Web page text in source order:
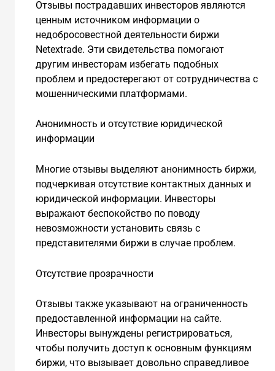
Отзывы пострадавших инвесторов являются
ценным источником информации о
недобросовестной деятельности биржи
Netextrade. Эти свидетельства помогают
другим инвесторам избегать подобных
проблем и предостерегают от сотрудничества с
мошенническими платформами.
Анонимность и отсутствие юридической
информации
Многие отзывы выделяют анонимность биржи,
подчеркивая отсутствие контактных данных и
юридической информации. Инвесторы
выражают беспокойство по поводу
невозможности установить связь с
представителями биржи в случае проблем.
Отсутствие прозрачности
Отзывы также указывают на ограниченность
предоставленной информации на сайте.
Инвесторы вынуждены регистрироваться,
чтобы получить доступ к основным функциям
биржи, что вызывает довольно справедливое